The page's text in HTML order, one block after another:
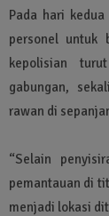
Pada hari
personel untuk
kepolisian
gabungan,
rawan di
“Selain
pemantauan di
menjadi lokasi